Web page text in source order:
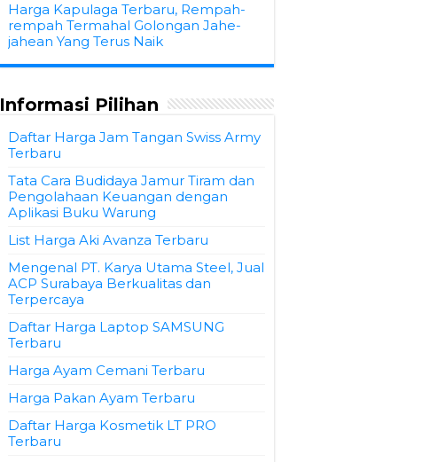
Harga Kapulaga Terbaru, Rempah-
rempah Termahal Golongan Jahe-
jahean Yang Terus Naik
Informasi Pilihan
Daftar Harga Jam Tangan Swiss Army
Terbaru
Tata Cara Budidaya Jamur Tiram dan
Pengolahaan Keuangan dengan
Aplikasi Buku Warung
List Harga Aki Avanza Terbaru
Mengenal PT. Karya Utama Steel, Jual
ACP Surabaya Berkualitas dan
Terpercaya
Daftar Harga Laptop SAMSUNG
Terbaru
Harga Ayam Cemani Terbaru
Harga Pakan Ayam Terbaru
Daftar Harga Kosmetik LT PRO
Terbaru